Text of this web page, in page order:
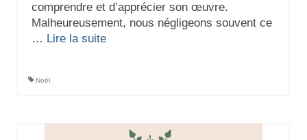
comprendre et d’apprécier son œuvre.
Malheureusement, nous négligeons souvent ce
… Lire la suite­­
Noël